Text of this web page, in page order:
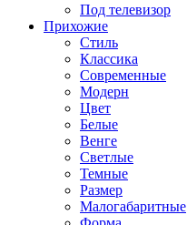
Под телевизор
Прихожие
Стиль
Классика
Современные
Модерн
Цвет
Белые
Венге
Светлые
Темные
Размер
Малогабаритные